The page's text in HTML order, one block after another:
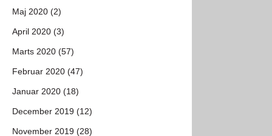
Maj 2020 (2)
April 2020 (3)
Marts 2020 (57)
Februar 2020 (47)
Januar 2020 (18)
December 2019 (12)
November 2019 (28)